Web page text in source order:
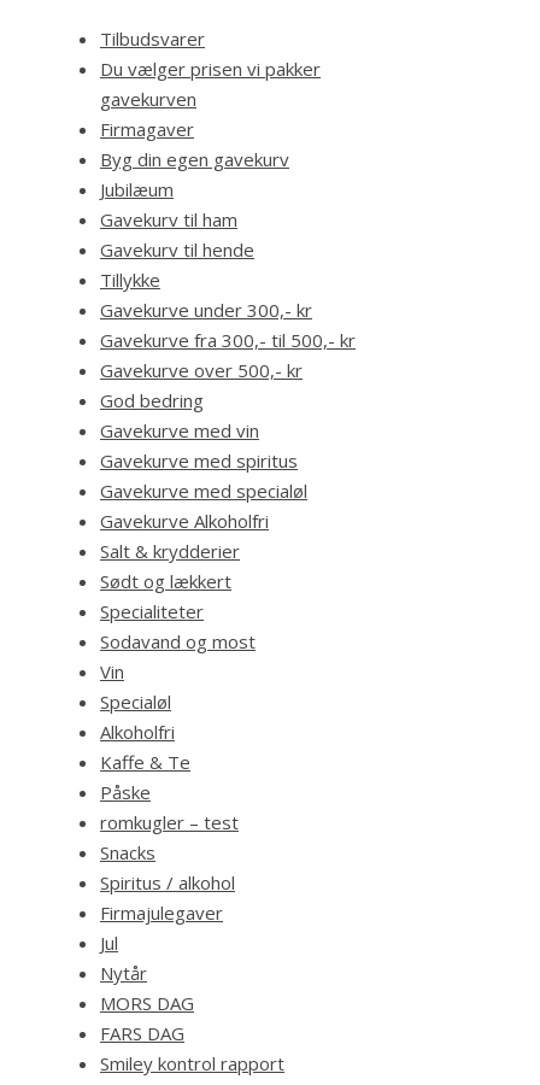
Tilbudsvarer
Du vælger prisen vi pakker
gavekurven
Firmagaver
Byg din egen gavekurv
Jubilæum
Gavekurv til ham
Gavekurv til hende
Tillykke
Gavekurve under 300,- kr
Gavekurve fra 300,- til 500,- kr
Gavekurve over 500,- kr
God bedring
Gavekurve med vin
Gavekurve med spiritus
Gavekurve med specialøl
Gavekurve Alkoholfri
Salt & krydderier
Sødt og lækkert
Specialiteter
Sodavand og most
Vin
Specialøl
Alkoholfri
Kaffe & Te
Påske
romkugler – test
Snacks
Spiritus / alkohol
Firmajulegaver
Jul
Nytår
MORS DAG
FARS DAG
Smiley kontrol rapport